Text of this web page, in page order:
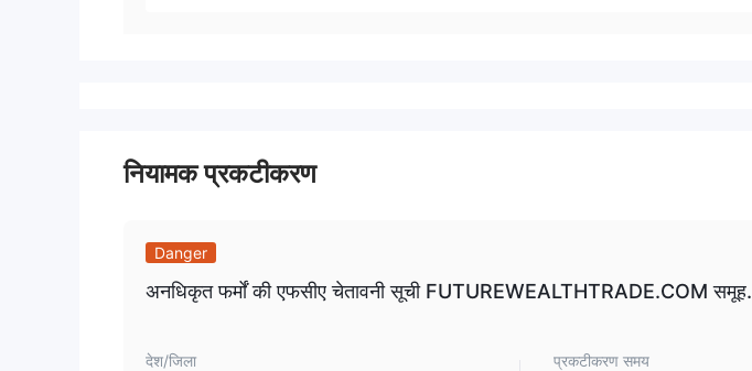
नियामक प्रकटीकरण
Danger
अनधिकृत फर्मों की एफसीए चेतावनी सूची FUTUREWEALTHTRADE.COM समूह.
देश/जिला प्रकटीकरण समय